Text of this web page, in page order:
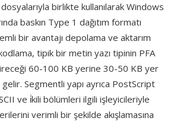
birlikte kullanılarak Windows
baskın Type 1 dağıtım formatı
bir avantajı depolama ve aktarım
tipik bir metin yazı tipinin PFA
60-100 KB yerine 30-50 KB yer
gelir. Segmentli yapı ayrıca PostScript
ve i̇kili bölümleri ilgili işleyicileriyle
verimli bir şekilde akışlamasına